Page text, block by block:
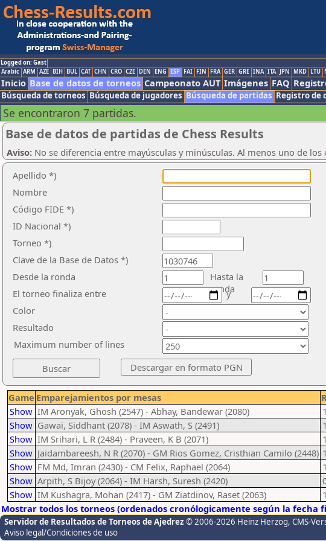
Logged on: Gast
Arabic ARM AZE BIH BUL CAT CHN CRO CZE DEN ENG ESP FAI FIN FRA GER GRE INA ITA JPN MKD LTU
Inicio Base de datos de torneos Campeonato AUT Imágenes FAQ
Búsqueda de torneos Búsqueda de jugadores Búsqueda de partidas Registro de
Se encontraron 7 partidas.
Base de datos de partidas de Chess Results
Aviso: No se diferencia entre mayúsculas y minúsculas. Al menos uno de
Apellido *)
Nombre
Código FIDE *)
ID Nacional *)
Torneo *)
Clave de la Base de Datos *)
Desde la ronda
Hasta la
ronda
El torneo finaliza entre
Color
Resultado
y
Maximum number of lines
Game Emparejamientos por mesas
Show IM Aronyak, Ghosh (2547) - Abhay, Bandewar (2080)
Show Gawai, Siddhant (2078) - IM Aswath, S (2491)
Show IM Srihari, L R (2484) - Praveen, K B (2071)
Show Jaidambareesh, N R (2070) - GM Rios Gomez, Cristhian Camilo (2448)
Show FM Md, Imran (2430) - CM Felix, Raphael (2064)
Show Arpith, S Bijoy (2064) - IM Harsh, Suresh (2420)
Show IM Kushagra, Mohan (2417) - GM Ziatdinov, Raset (2063)
Mostrar todos los torneos (ordenados cronólogicamente según la fecha
Servidor de Resultados de Torneos de Ajedrez © 2006-2026 Heinz Herzog, CMS-
Aviso legal/Condiciones de uso